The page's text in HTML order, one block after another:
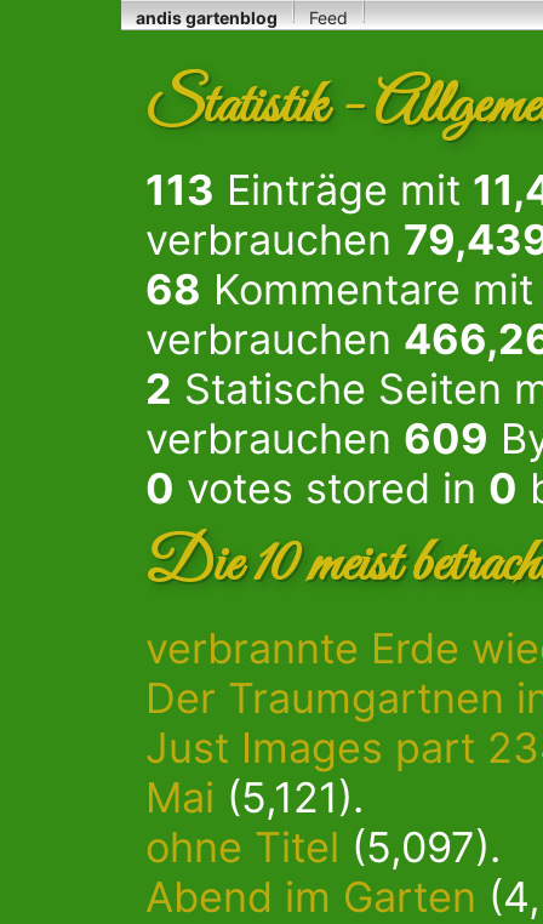
andis gartenblog Feed
Statistik -
113 Einträge mit
verbrauchen
68 Kommentare
verbrauchen
2 Statische Seiten
verbrauchen 609
0 votes stored in 0
Die 10 meist
verbrannte Erde
Der Traumgartnen
Just Images part
Mai (5,121).
ohne Titel (5,097).
Abend im Garten